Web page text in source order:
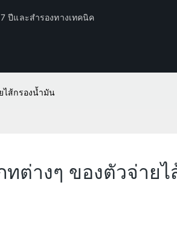
ปีและสำรองทางเทคนิค
ไส้กรองน้ำมัน
ทต่างๆ ของตัวจ่าย